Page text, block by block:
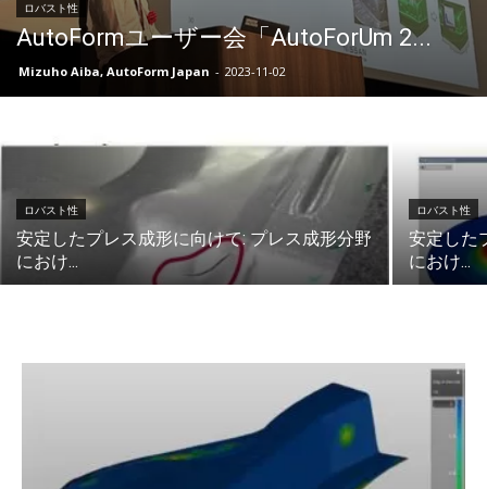
ロバスト性
AutoFormユーザー会「AutoForUm 2...
Mizuho Aiba, AutoForm Japan - 2023-11-02
ロバスト性
安定したプレス成形に向けて: プレス成形分野
におけ...
ロバスト性
安定した
におけ...